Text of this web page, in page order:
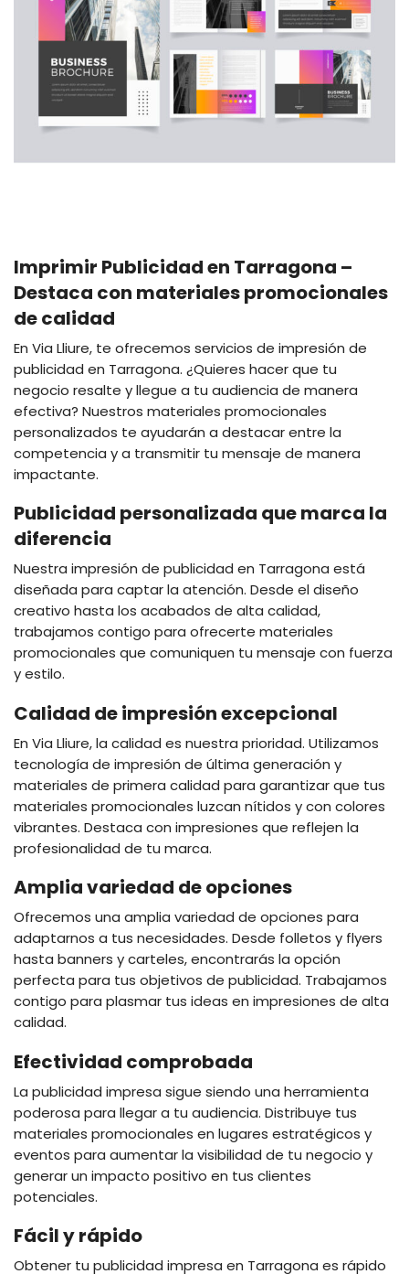
Imprimir Publicidad en Tarragona –
Destaca con materiales promocionales
de calidad
En Via Lliure, te ofrecemos servicios de impresión de
publicidad en Tarragona. ¿Quieres hacer que tu
negocio resalte y llegue a tu audiencia de manera
efectiva? Nuestros materiales promocionales
personalizados te ayudarán a destacar entre la
competencia y a transmitir tu mensaje de manera
impactante.
Publicidad personalizada que marca la
diferencia
Nuestra impresión de publicidad en Tarragona está
diseñada para captar la atención. Desde el diseño
creativo hasta los acabados de alta calidad,
trabajamos contigo para ofrecerte materiales
promocionales que comuniquen tu mensaje con fuerza
y estilo.
Calidad de impresión excepcional
En Via Lliure, la calidad es nuestra prioridad. Utilizamos
tecnología de impresión de última generación y
materiales de primera calidad para garantizar que tus
materiales promocionales luzcan nítidos y con colores
vibrantes. Destaca con impresiones que reflejen la
profesionalidad de tu marca.
Amplia variedad de opciones
Ofrecemos una amplia variedad de opciones para
adaptarnos a tus necesidades. Desde folletos y flyers
hasta banners y carteles, encontrarás la opción
perfecta para tus objetivos de publicidad. Trabajamos
contigo para plasmar tus ideas en impresiones de alta
calidad.
Efectividad comprobada
La publicidad impresa sigue siendo una herramienta
poderosa para llegar a tu audiencia. Distribuye tus
materiales promocionales en lugares estratégicos y
eventos para aumentar la visibilidad de tu negocio y
generar un impacto positivo en tus clientes
potenciales.
Fácil y rápido
Obtener tu publicidad impresa en Tarragona es rápido